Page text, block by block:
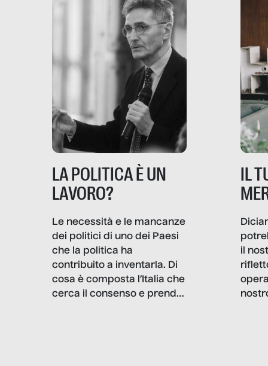
LA POLITICA È UN
LAVORO?
Le necessità e le mancanze
dei politici di uno dei Paesi
che la politica ha
contribuito a inventarla. Di
cosa è composta l’Italia che
cerca il consenso e prende
IL
il